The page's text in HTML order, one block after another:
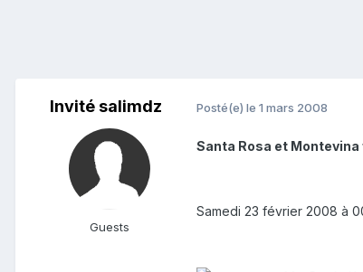
Invité salimdz
Guests
Posté(e) le 1 mars 2008
Santa Rosa et
Samedi 23 février 2008 à